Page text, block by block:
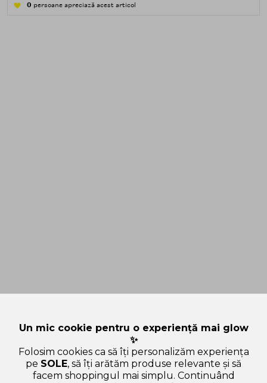
0 persoane apreciază acest articol
Un mic cookie pentru o experiență mai glow
✨
Folosim cookies ca să îți personalizăm experiența
pe SOLE, să îți arătăm produse relevante și să
facem shoppingul mai simplu. Continuând